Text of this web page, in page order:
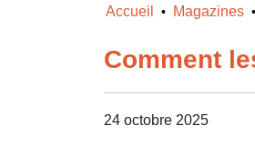
Accueil • Magazines •
Comment
24 octobre 2025